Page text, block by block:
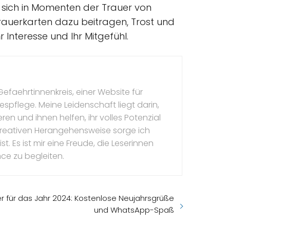
in Momenten der Trauer von
dazu beitragen, Trost und
Interesse und Ihr Mitgefühl.
einer Website für
Meine Leidenschaft liegt darin,
und ihnen helfen, ihr volles Potenzial
Herangehensweise sorge ich
Es ist mir eine Freude, die Leserinnen
zu begleiten.
für das Jahr 2024: Kostenlose Neujahrsgrüße
und WhatsApp-Spaß